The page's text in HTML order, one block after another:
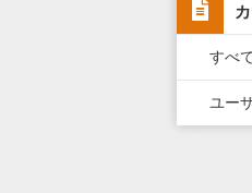
すべ
ユー